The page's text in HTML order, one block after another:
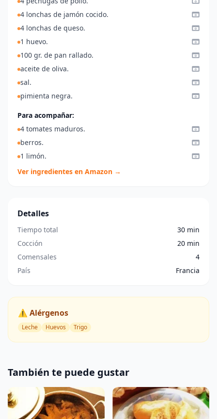
4 lonchas de jamón cocido.
4 lonchas de queso.
1 huevo.
100 gr. de pan rallado.
aceite de oliva.
sal.
pimienta negra.
Para acompañar:
4 tomates maduros.
berros.
1 limón.
Ver ingredientes en Amazon →
Detalles
Tiempo total
30 min
Cocción
20 min
Comensales
4
País
Francia
⚠️ Alérgenos
Leche Huevos Trigo
También te puede gustar